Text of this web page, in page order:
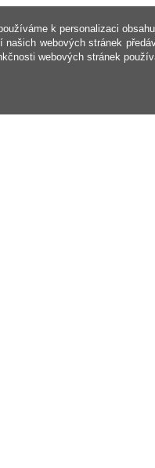
k personalizaci
našich webových stránek
webových stránek